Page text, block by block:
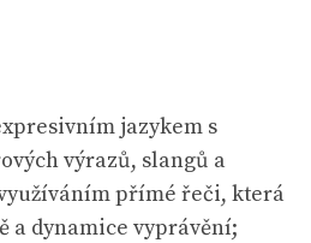
jazykem s
výrazů, slangů a
přímé řeči, která
a dynamice vyprávění;